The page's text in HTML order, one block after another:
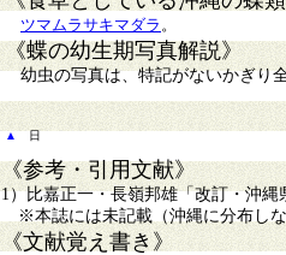
ツマムラサキマダラ 。
《蝶の幼生期写真解説》
幼虫の写真は、特記がないかぎり
▲日
《参考・引用文献》
1）比嘉正一・長嶺邦雄「改訂・沖縄
※本誌には未記載（沖縄に分布し
《文献覚え書き》